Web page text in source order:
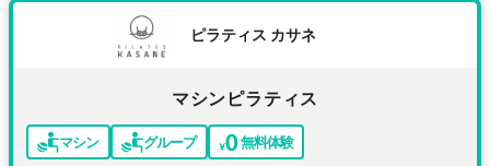
ピラティス カサネ
マシンピラティス
マシン グループ 無料体験